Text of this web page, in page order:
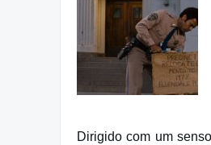
Dirigido com um